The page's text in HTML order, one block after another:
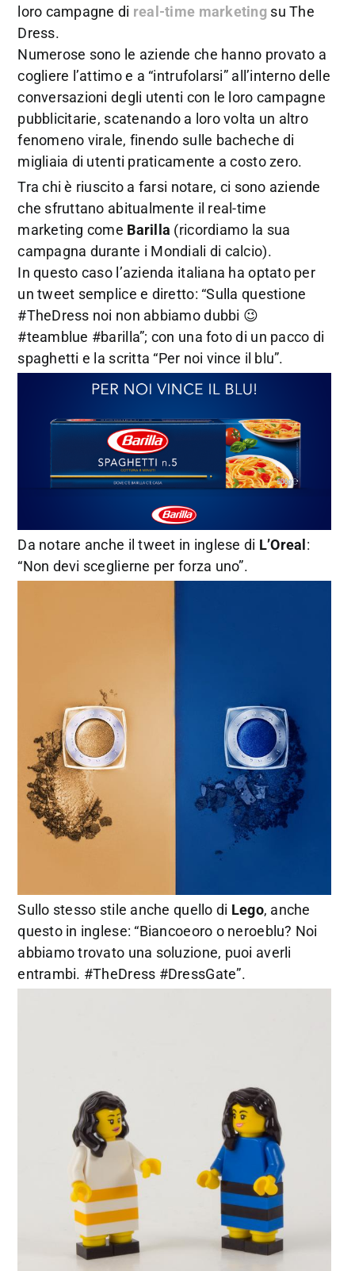
loro campagne di real-time marketingsu The
Dress.
Numerose sono le aziende che hanno provato a
cogliere l’attimo e a “intrufolarsi” all’interno delle
conversazioni degli utenti con le loro campagne
pubblicitarie, scatenando a loro volta un altro
fenomeno virale, finendo sulle bacheche di
migliaia di utenti praticamente a costo zero.
Tra chi è riuscito a farsi notare, ci sono aziende
che sfruttano abitualmente il real-time
marketing come Barilla (ricordiamo la sua
campagna durante i Mondiali di calcio).
In questo caso l’azienda italiana ha optato per
un tweet semplice e diretto: “Sulla questione
#TheDress noi non abbiamo dubbi 😉
#teamblue #barilla”; con una foto di un pacco di
spaghetti e la scritta “Per noi vince il blu”.
Da notare anche il tweet in inglese di L’Oreal :
“Non devi sceglierne per forza uno”.
Sullo stesso stile anche quello di Lego, anche
questo in inglese: “Biancoeoro o neroeblu? Noi
abbiamo trovato una soluzione, puoi averli
entrambi. #TheDress #DressGate”.